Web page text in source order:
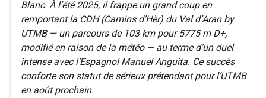
Blanc. À l’été 2025, il frappe un grand coup en
remportant la CDH (Camins d’Hèr) du Val d’Aran by
UTMB — un parcours de 103 km pour 5775 m D+,
modifié en raison de la météo — au terme d’un duel
intense avec l’Espagnol Manuel Anguita. Ce succès
conforte son statut de sérieux prétendant pour l’UTMB
en août prochain.